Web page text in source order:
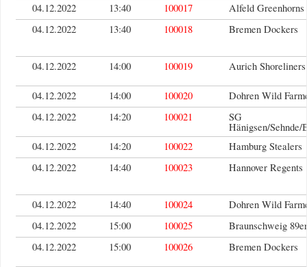
04.12.2022 13:40 100017
Alfeld Greenhorns
04.12.2022
13:40 100018 Bremen Dockers
04.12.2022 14:00 100019 Aurich Shoreliners
04.12.2022 14:00 100020
Dohren Wild
04.12.2022
14:20 100021 SG
Hänigsen/Sehnde/
04.12.2022
14:20 100022
Hamburg Stealers
04.12.2022
14:40 100023 Hannover Regents
04.12.2022 14:40 100024
Dohren Wild
04.12.2022
15:00 100025
Braunschweig
04.12.2022
15:00 100026 Bremen Dockers